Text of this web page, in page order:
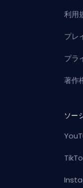
利用
プレ
プラ
著作
ソー